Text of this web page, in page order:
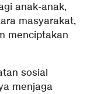
anak-anak,
masyarakat,
menciptakan
sosial
menjaga